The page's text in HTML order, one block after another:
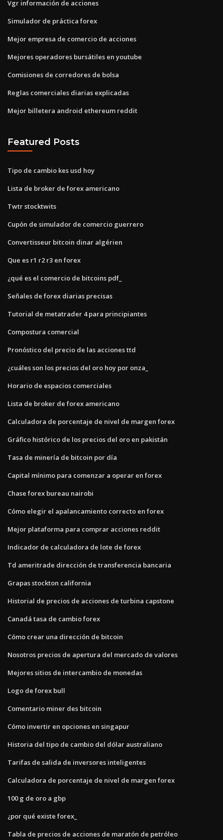
Vgr información de acciones
Simulador de práctica forex
Mejor empresa de comercio de acciones
Mejores operadores bursátiles en youtube
Comisiones de corredores de bolsa
Reglas comerciales diarias explicadas
Mejor billetera android ethereum reddit
Featured Posts
Tipo de cambio kes usd hoy
Lista de broker de forex americano
Twtr stocktwits
Cupón de simulador de comercio guerrero
Convertisseur bitcoin dinar algérien
Que es r1 r2 r3 en forex
¿qué es el comercio de bitcoins pdf_
Señales de forex diarias precisas
Tutorial de metatrader 4 para principiantes
Compostura comercial
Pronóstico del precio de las acciones ttd
¿cuáles son los precios del oro hoy por onza_
Horario de espacios comerciales
Lista de broker de forex americano
Calculadora de porcentaje de nivel de margen forex
Gráfico histórico de los precios del oro en pakistán
Tasa de minería de bitcoin por día
Capital mínimo para comenzar a operar en forex
Chase forex bureau nairobi
Cómo elegir el apalancamiento correcto en forex
Mejor plataforma para comprar acciones reddit
Indicador de calculadora de lote de forex
Td ameritrade dirección de transferencia bancaria
Grapas stockton california
Historial de precios de acciones de turbina capstone
Canadá tasa de cambio forex
Cómo crear una dirección de bitcoin
Nosotros precios de apertura del mercado de valores
Mejores sitios de intercambio de monedas
Logo de forex bull
Comentario miner des bitcoin
Cómo invertir en opciones en singapur
Historia del tipo de cambio del dólar australiano
Tarifas de salida de inversores inteligentes
Calculadora de porcentaje de nivel de margen forex
100 g de oro a gbp
¿por qué existe forex_
Tabla de precios de acciones de maratón de petróleo